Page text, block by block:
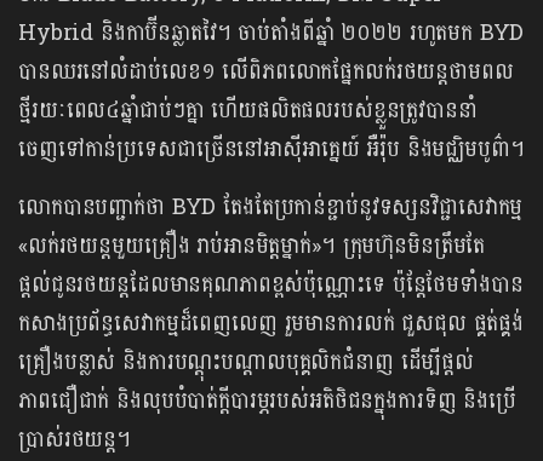
Hybrid និងកាប៊ីនឆ្លាតវៃ។ ចាប់តាំងពីឆ្នាំ ២០២២ រហូតមក BYD
បានឈរនៅលំដាប់លេខ១ លើពិភពលោកផ្នែកលក់រថយន្តថាមពល
ថ្មីរយៈពេល៤ឆ្នាំជាប់ៗគ្នា ហើយផលិតផលរបស់ខ្លួនត្រូវបាននាំ
ចេញទៅកាន់ប្រទេសជាច្រើននៅអាស៊ីអាគ្នេយ៍ អឺរ៉ុប និងមជ្ឈិមបូព៌ា។
លោកបានបញ្ជាក់ថា BYD តែងតែប្រកាន់ខ្ជាប់នូវទស្សនវិជ្ជាសេវាកម្ម
«លក់រថយន្តមួយគ្រឿង រាប់អានមិត្តម្នាក់»។ ក្រុមហ៊ុនមិនត្រឹមតែ
ផ្តល់ជូនរថយន្តដែលមានគុណភាពខ្ពស់ប៉ុណ្ណោះទេ ប៉ុន្តែថែមទាំងបាន
កសាងប្រព័ន្ធសេវាកម្មដ៏ពេញលេញ រួមមានការលក់ ជួសជុល ផ្គត់ផ្គង់
គ្រឿងបន្លាស់ និងការបណ្តុះបណ្តាលបុគ្គលិកជំនាញ ដើម្បីផ្តល់
ភាពជឿជាក់ និងលុបបំបាត់ក្តីបារម្ភរបស់អតិថិជនក្នុងការទិញ និងប្រើ
ប្រាស់រថយន្ត។